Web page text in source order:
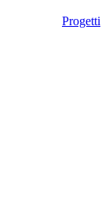
Progetti